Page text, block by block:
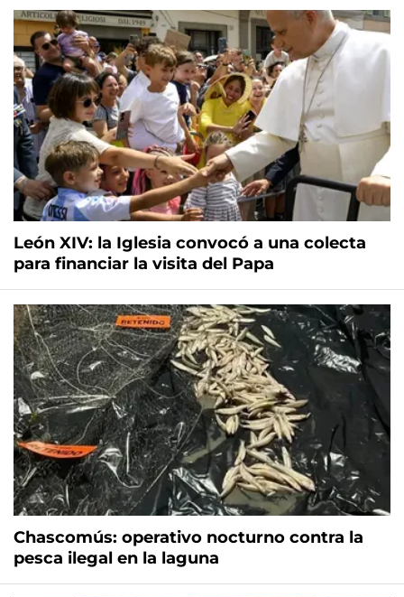
León XIV: la Iglesia convocó a una colecta
para financiar la visita del Papa
Chascomús: operativo nocturno contra la
pesca ilegal en la laguna